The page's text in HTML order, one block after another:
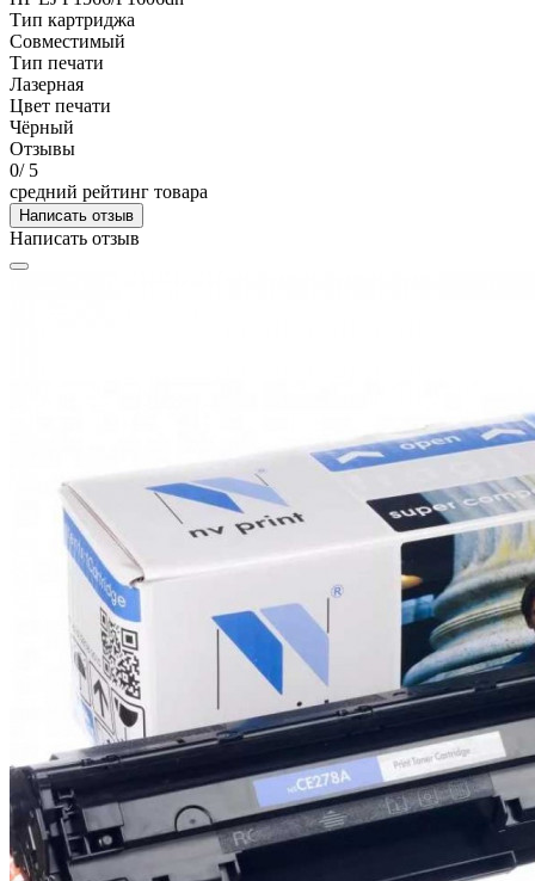
Тип картриджа
Совместимый
Тип печати
Лазерная
Цвет печати
Чёрный
Отзывы
0/ 5
средний рейтинг товара
Написать отзыв
Написать отзыв